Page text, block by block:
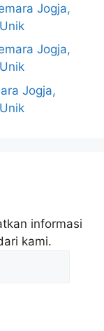
Jogja,
Jogja,
Jogja,
informasi
kami.